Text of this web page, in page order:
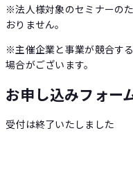
※法人様対象のセミナーの
おりません。
※主催企業と事業が競合す
場合がございます。
お申し込みフォー
受付は終了いたしました